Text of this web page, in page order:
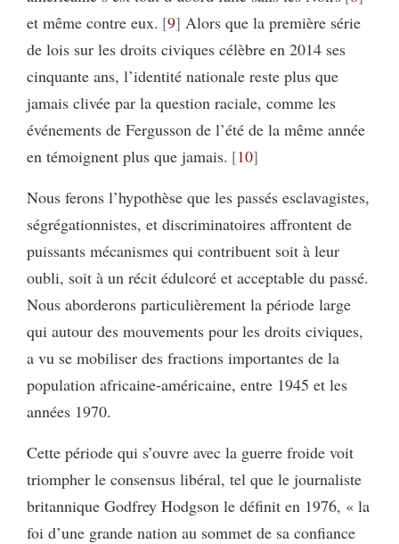
et même contre eux. 9 Alors que la première série
de lois sur les droits civiques célèbre en 2014 ses
cinquante ans, l’identité nationale reste plus que
jamais clivée par la question raciale, comme les
événements de Fergusson de l’été de la même année
en témoignent plus que jamais. 10
Nous ferons l’hypothèse que les passés esclavagistes,
ségrégationnistes, et discriminatoires affrontent de
puissants mécanismes qui contribuent soit à leur
oubli, soit à un récit édulcoré et acceptable du passé.
Nous aborderons particulièrement la période large
qui autour des mouvements pour les droits civiques,
a vu se mobiliser des fractions importantes de la
population africaine-américaine, entre 1945 et les
années 1970.
Cette période qui s’ouvre avec la guerre froide voit
triompher le consensus libéral, tel que le journaliste
britannique Godfrey Hodgson le définit en 1976, « la
foi d’une grande nation au sommet de sa confiance